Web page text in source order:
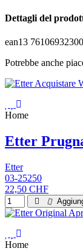
Dettagli del
ean13
Potrebbe anche
Home
Etter
Etter
03-25250
22,50 CHF
Home